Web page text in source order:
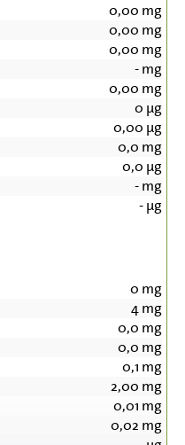
0,00 mg
0,00 mg
0,00 mg
-mg
0,00 mg
0 µg
0,00 µg
0,0 mg
0,0 µg
-mg
-µg
0 mg
4mg
0,0 mg
0,0 mg
0,1 mg
2,00 mg
0,01 mg
0,02 mg